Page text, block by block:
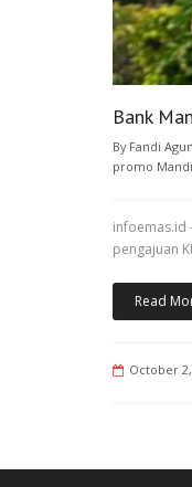
Bank
By Fandi
promo
infoemas.id
pengajuan
Read
October